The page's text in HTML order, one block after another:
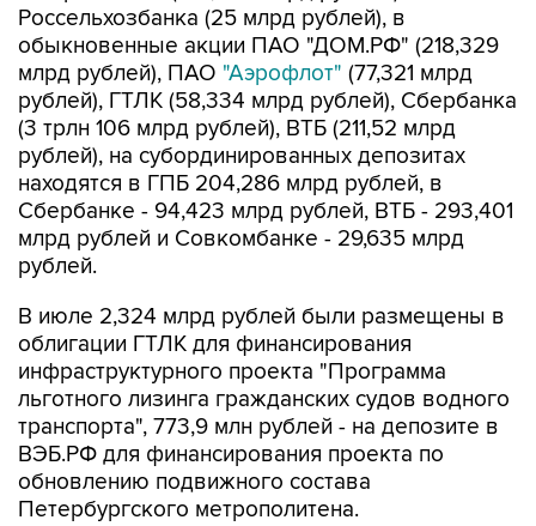
Россельхозбанка (25 млрд рублей), в
обыкновенные акции ПАО "ДОМ.РФ" (218,329
млрд рублей), ПАО "Аэрофлот" (77,321 млрд
рублей), ГТЛК (58,334 млрд рублей), Сбербанка
(3 трлн 106 млрд рублей), ВТБ (211,52 млрд
рублей), на субординированных депозитах
находятся в ГПБ 204,286 млрд рублей, в
Сбербанке - 94,423 млрд рублей, ВТБ - 293,401
млрд рублей и Совкомбанке - 29,635 млрд
рублей.
В июле 2,324 млрд рублей были размещены в
облигации ГТЛК для финансирования
инфраструктурного проекта "Программа
льготного лизинга гражданских судов водного
транспорта", 773,9 млн рублей - на депозите в
ВЭБ.РФ для финансирования проекта по
обновлению подвижного состава
Петербургского метрополитена.